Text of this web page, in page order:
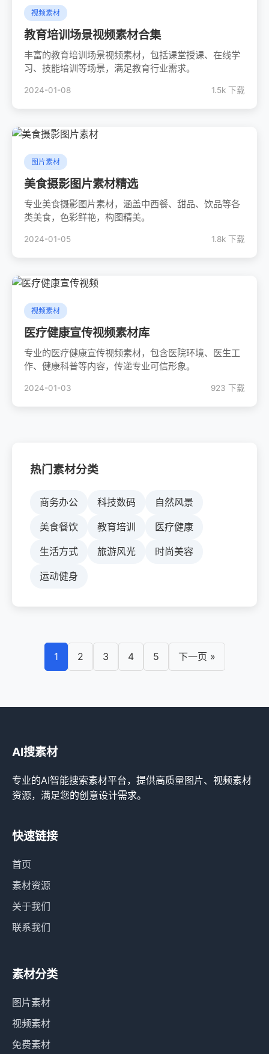
视频素材
教育培训场景视频素材合集
丰富的教育培训场景视频素材，包括课堂授课、在线学
习、技能培训等场景，满足教育行业需求。
2024-01-08 1.5k 下载
图片素材
美食摄影图片素材精选
专业美食摄影图片素材，涵盖中西餐、甜品、饮品等各
类美食，色彩鲜艳，构图精美。
2024-01-05 1.8k 下载
视频素材
医疗健康宣传视频素材库
专业的医疗健康宣传视频素材，包含医院环境、医生工
作、健康科普等内容，传递专业可信形象。
2024-01-03 923 下载
热门素材分类
商务办公 科技数码 自然风景
美食餐饮 教育培训 医疗健康
生活方式 旅游风光 时尚美容
运动健身
1 2 3 4 5 下一页 »
AI搜素材
专业的AI智能搜索素材平台，提供高质量图片、视频素材
资源，满足您的创意设计需求。
快速链接
首页
素材资源
关于我们
联系我们
素材分类
图片素材
视频素材
免费素材